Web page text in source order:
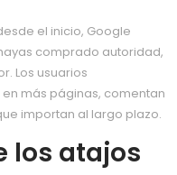
el inicio, Google
comprado autoridad,
Los usuarios
más páginas, comentan
importan al largo plazo.
los atajos